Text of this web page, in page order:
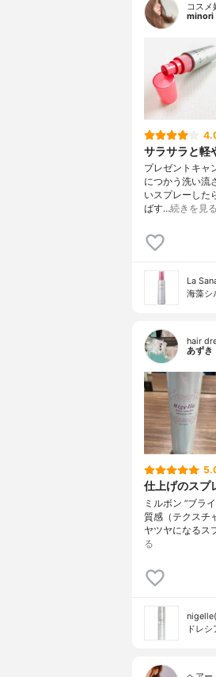
コスメ
minori
サラサラと軽
プレゼントキャ
につかう洗い流
いスプレーした
ばす…続きを見る
La
海藻シ
hair
あずき
仕上げのスプ
ミルボン ”ブラ
質感（テクスチ
ヤツヤになるス
る
ドレ